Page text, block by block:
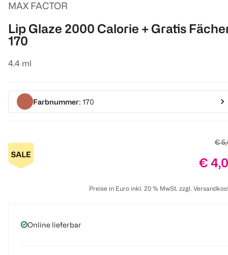
MAX FACTOR
Lip Glaze 2000 Calorie + Gratis
170
4.4 ml
Farbnummer: 170
€
€
Preise in Euro inkl. 20 % MwSt. zzgl.
Online lieferbar